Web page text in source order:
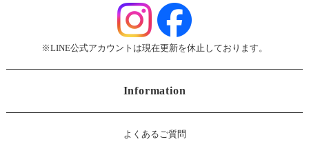
※LINE公式アカウントは現在更新を休止しております。
Information
よくあるご質問